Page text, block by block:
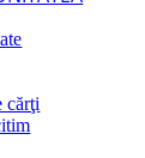
cărţi